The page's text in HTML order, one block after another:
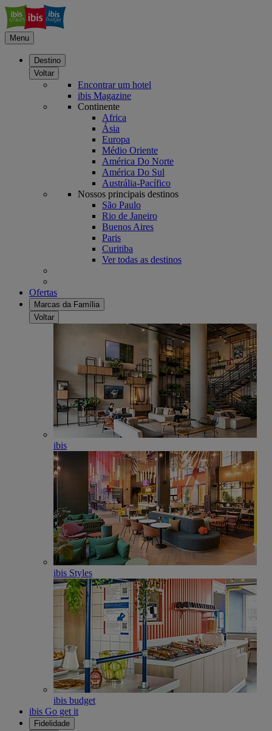
Menu
Destino
Voltar
Encontrar um hotel
ibis Magazine
Continente
Africa
Ásia
Europa
Médio Oriente
América Do Norte
América Do Sul
Austrália-Pacífico
Nossos principais destinos
São Paulo
Rio de Janeiro
Buenos Aires
Paris
Curitiba
Ver todas as destinos
Ofertas
Marcas da Família
Voltar
ibis
ibis Styles
ibis budget
ibis Go get it
Fidelidade